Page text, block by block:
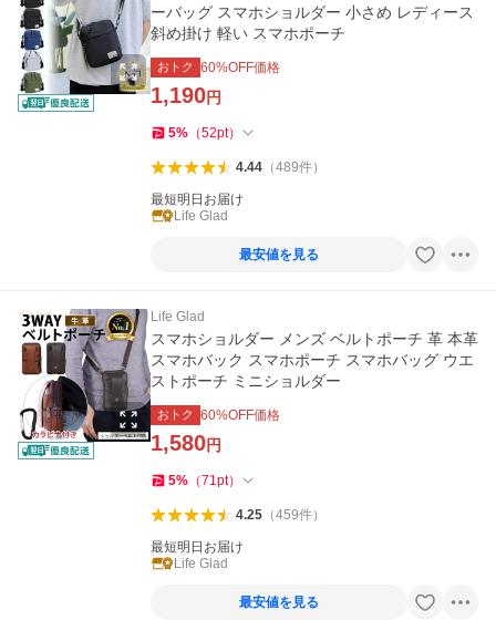
ーバッグ スマホショルダー 小さめ レディース
斜め掛け 軽い スマホポーチ
おトク 60%OFF価格
1,190円
5% （52pt）
4.44（489件）
最短明日お届け
Life Glad
最安値を見る
Life Glad
スマホショルダー メンズ ベルトポーチ 革 本革
スマホバック スマホポーチ スマホバッグ ウエ
ストポーチ ミニショルダー
おトク 60%OFF価格
1,580円
5% （71pt）
4.25（459件）
最短明日お届け
Life Glad
最安値を見る